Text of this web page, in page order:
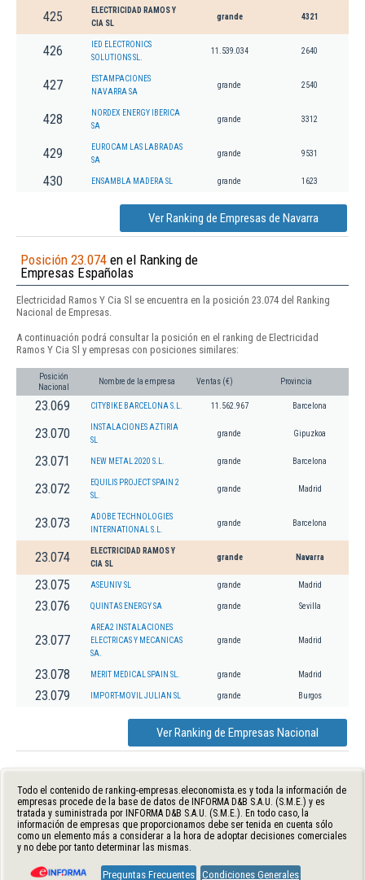
425
ELECTRICIDAD RAMOS Y
CIA SL
grande 4321
426
IED ELECTRONICS
SOLUTIONS SL.
11.539.034 2640
427
ESTAMPACIONES
NAVARRA SA
grande 2540
428
NORDEX ENERGY IBERICA
SA
grande 3312
429
EUROCAM LAS LABRADAS
SA
grande 9531
430 ENSAMBLA MADERA SL grande 1623
Ver Ranking de Empresas de Navarra
Posición 23.074 en el Ranking de
Empresas Españolas
Electricidad Ramos Y Cia Sl se encuentra en la posición 23.074 del Ranking
Nacional de Empresas.
A continuación podrá consultar la posición en el ranking de Electricidad
Ramos Y Cia Sl y empresas con posiciones similares:
Posición
Nacional
Nombre de la empresa Ventas (€) Provincia
23.069 CITYBIKE BARCELONA S.L. 11.562.967 Barcelona
23.070
INSTALACIONES AZTIRIA
SL
grande Gipuzkoa
23.071 NEW METAL 2020 S.L. grande Barcelona
23.072
EQUILIS PROJECT SPAIN 2
SL.
grande Madrid
23.073
ADOBE TECHNOLOGIES
INTERNATIONAL S.L.
grande Barcelona
23.074
ELECTRICIDAD RAMOS Y
CIA SL
grande Navarra
23.075 ASEUNIV SL grande Madrid
23.076 QUINTAS ENERGY SA grande Sevilla
23.077
AREA2 INSTALACIONES
ELECTRICAS Y MECANICAS
SA.
grande Madrid
23.078 MERIT MEDICAL SPAIN SL. grande Madrid
23.079 IMPORT-MOVIL JULIAN SL grande Burgos
Ver Ranking de Empresas Nacional
Todo el contenido de ranking-empresas.eleconomista.es y toda la información de
empresas procede de la base de datos de INFORMA D&B S.A.U. (S.M.E.) y es
tratada y suministrada por INFORMA D&B S.A.U. (S.M.E.). En todo caso, la
información de empresas que proporcionamos debe ser tenida en cuenta sólo
como un elemento más a considerar a la hora de adoptar decisiones comerciales
y no debe por tanto determinar las mismas.
Preguntas Frecuentes Condiciones Generales